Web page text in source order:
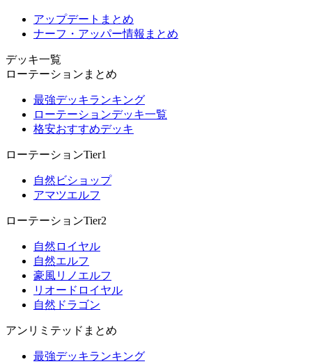
アップデートまとめ
ナーフ・アッパー情報まとめ
デッキ一覧
ローテーションまとめ
最強デッキランキング
ローテーションデッキ一覧
格安おすすめデッキ
ローテーションTier1
自然ビショップ
アマツエルフ
ローテーションTier2
自然ロイヤル
自然エルフ
豪風リノエルフ
リオードロイヤル
自然ドラゴン
アンリミテッドまとめ
最強デッキランキング